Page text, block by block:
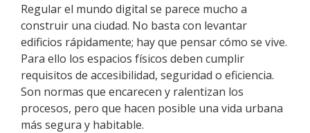
Regular el mundo digital se parece mucho a
construir una ciudad. No basta con levantar
edificios rápidamente; hay que pensar cómo se vive.
Para ello los espacios físicos deben cumplir
requisitos de accesibilidad, seguridad o eficiencia.
Son normas que encarecen y ralentizan los
procesos, pero que hacen posible una vida urbana
más segura y habitable.